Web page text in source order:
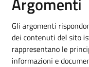
Gli argomenti
dei contenuti del sito
rappresentano le
informazioni e